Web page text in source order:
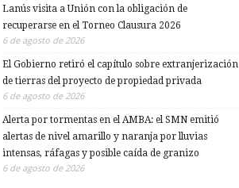
Lanús visita a Unión con la obligación de
recuperarse en el Torneo Clausura 2026
6 de agosto de 2026
El Gobierno retiró el capítulo sobre extranjerización
de tierras del proyecto de propiedad privada
6 de agosto de 2026
Alerta por tormentas en el AMBA: el SMN emitió
alertas de nivel amarillo y naranja por lluvias
intensas, ráfagas y posible caída de granizo
6 de agosto de 2026